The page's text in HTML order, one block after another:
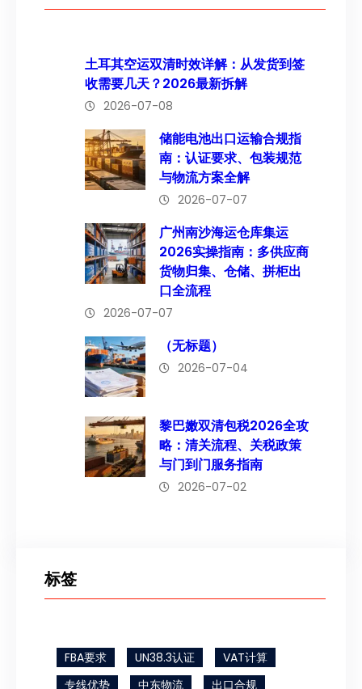
土耳其空运双清时效详解：从发货到签
收需要几天？2026最新拆解
2026-07-08
储能电池出口运输合规指
南：认证要求、包装规范
与物流方案全解
2026-07-07
广州南沙海运仓库集运
2026实操指南：多供应商
货物归集、仓储、拼柜出
口全流程
2026-07-07
（无标题）
2026-07-04
黎巴嫩双清包税2026全攻
略：清关流程、关税政策
与门到门服务指南
2026-07-02
标签
FBA要求 UN38.3认证
VAT计算
专线优势
中东物流
出口合规